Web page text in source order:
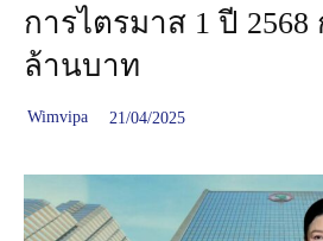
การไตรมาส 1 ปี 2568
ล้านบาท
Wimvipa 21/04/2025